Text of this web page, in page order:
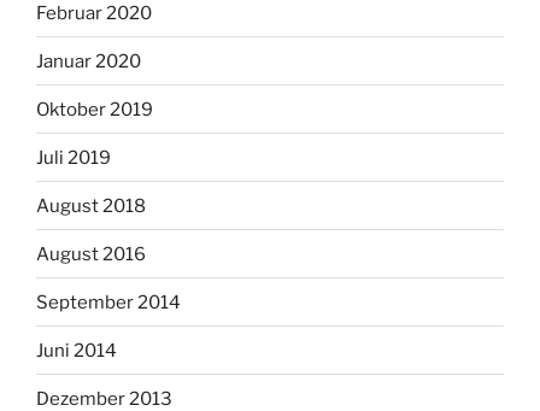
Februar 2020
Januar 2020
Oktober 2019
Juli 2019
August 2018
August 2016
September 2014
Juni 2014
Dezember 2013